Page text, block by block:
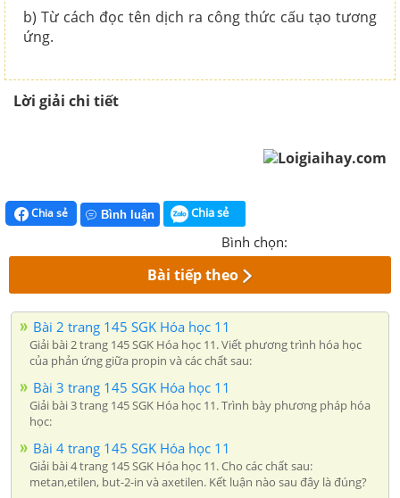
b) Từ cách đọc tên dịch ra công thức cấu tạo tương
ứng.
Lời giải chi tiết
Loigiaihay.com
Chia sẻ Bình luận Chia sẻ
Bình chọn:
Bài tiếp theo
Bài 2 trang 145 SGK Hóa học 11
Giải bài 2 trang 145 SGK Hóa học 11. Viết phương trình hóa học
của phản ứng giữa propin và các chất sau:
Bài 3 trang 145 SGK Hóa học 11
Giải bài 3 trang 145 SGK Hóa học 11. Trình bày phương pháp hóa
học:
Bài 4 trang 145 SGK Hóa học 11
Giải bài 4 trang 145 SGK Hóa học 11. Cho các chất sau:
metan,etilen, but-2-in và axetilen. Kết luận nào sau đây là đúng?